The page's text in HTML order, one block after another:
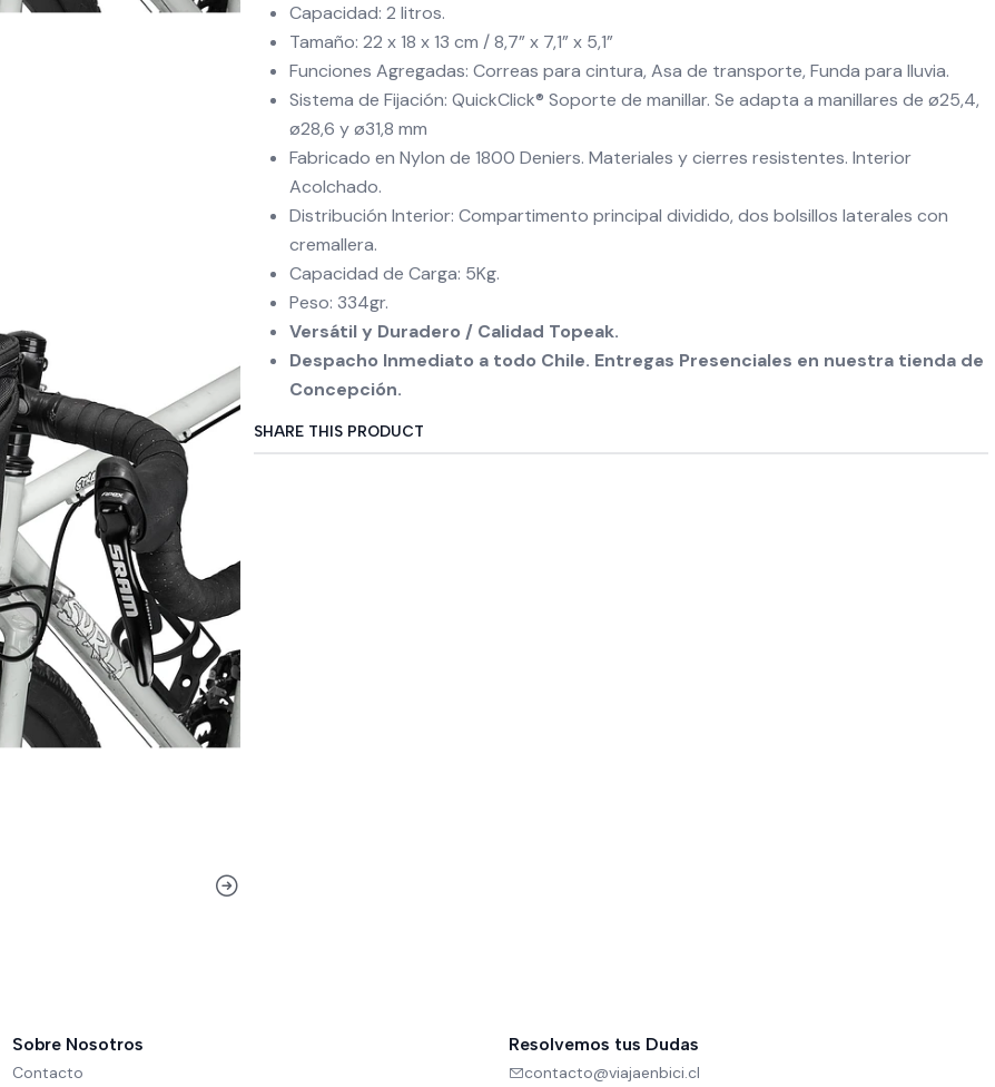
Capacidad: 2 litros.
Tamaño: 22 x 18 x 13 cm / 8,7” x 7,1” x 5,1”
Funciones Agregadas: Correas para cintura, Asa de transporte, Funda para lluvia.
Sistema de Fijación: QuickClick® Soporte de manillar. Se adapta a manillares de ø25,4,
ø28,6 y ø31,8 mm
Fabricado en Nylon de 1800 Deniers. Materiales y cierres resistentes. Interior
Acolchado.
Distribución Interior: Compartimento principal dividido, dos bolsillos laterales con
cremallera.
Capacidad de Carga: 5Kg.
Peso: 334gr.
Versátil y Duradero / Calidad Topeak.
Despacho Inmediato a todo Chile. Entregas Presenciales en nuestra tienda de
Concepción.
SHARE THIS PRODUCT
Sobre Nosotros
Contacto
Resolvemos tus Dudas
contacto@viajaenbici.cl